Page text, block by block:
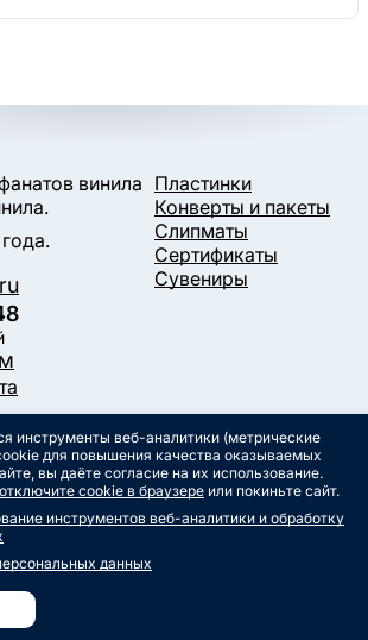
винила Пластинки
Конверты и пакеты
Слипматы
Сертификаты
Сувениры
персональных данных
инструменты веб-аналитики (метрические
для повышения качества оказываемых
вы даёте согласие на их использование.
отключите cookie в браузере или покиньте сайт.
инструментов веб-аналитики и обработку
данных